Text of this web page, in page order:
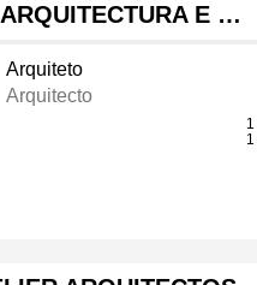
E …
Arquiteto
Arquitecto